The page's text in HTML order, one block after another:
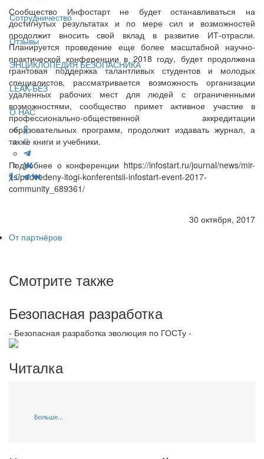
Сотрудничество
Отзывы
ЭНЦИКЛОПЕДИЯ БЕЗОПАСНИКА
LEAK-БЕЗ
О НАС
Сообщество Инфостарт не будет останавливаться на
достигнутых результатах и по мере сил и возможностей
продолжит вносить свой вклад в развитие ИТ-отрасли.
Планируется проведение еще более масштабной научно-
практической конференции в 2018 году, будет продолжена
грантовая поддержка талантливых студентов и молодых
специалистов, рассматривается возможность организации
удаленных рабочих мест для людей с ограниченными
возможностями, сообщество примет активное участие в
профессионально-общественной аккредитации
образовательных программ, продолжит издавать журнал, а
также книги и учебники.
Подробнее о конференции https://infostart.ru/journal/news/mir-
1s/podvedeny-itogi-konferentsii-infostart-event-2017-
community_689361/
30 октября, 2017
От партнёров
Смотрите также
Безопасная разработка
- Безопасная разработка эволюция по ГОСТу -
Читалка
Больше...